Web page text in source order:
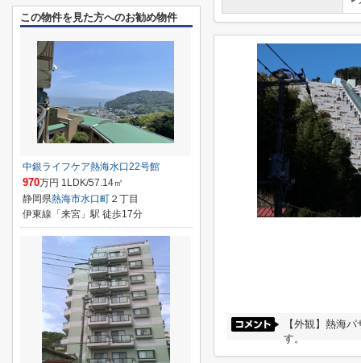
【外観】熱海
す。
この物件を見た方へのお勧め物件
中銀ライフケア熱海水口22号館
970万円 1LDK/57.14㎡
静岡県熱海市水口町 ２丁目
伊東線「来宮」駅 徒歩17分